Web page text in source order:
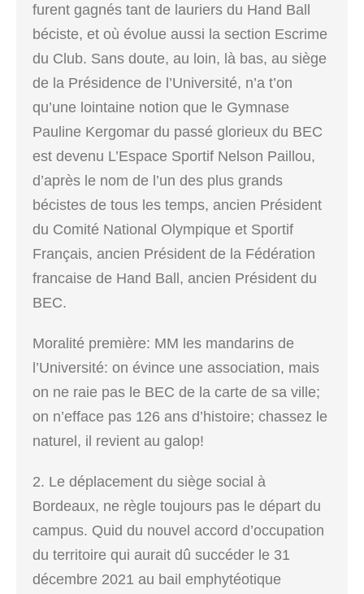
furent gagnés tant de lauriers du Hand Ball
béciste, et où évolue aussi la section Escrime
du Club. Sans doute, au loin, là bas, au siège
de la Présidence de l’Université, n’a t’on
qu’une lointaine notion que le Gymnase
Pauline Kergomar du passé glorieux du BEC
est devenu L’Espace Sportif Nelson Paillou,
d’après le nom de l’un des plus grands
bécistes de tous les temps, ancien Président
du Comité National Olympique et Sportif
Français, ancien Président de la Fédération
francaise de Hand Ball, ancien Président du
BEC.
Moralité première: MM les mandarins de
l’Université: on évince une association, mais
on ne raie pas le BEC de la carte de sa ville;
on n’efface pas 126 ans d’histoire; chassez le
naturel, il revient au galop!
2. Le déplacement du siège social à
Bordeaux, ne règle toujours pas le départ du
campus. Quid du nouvel accord d’occupation
du territoire qui aurait dû succéder le 31
décembre 2021 au bail emphytéotique